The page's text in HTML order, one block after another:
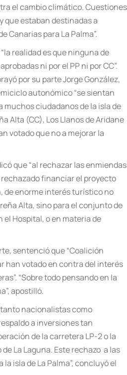
el cambio climático. Cuestiones
que estaban destinadas a
Canarias para La Palma”.
realidad es que ninguna de
ni por el PP ni por CC”.
por su parte Jorge González,
autonómico “se sientan
ciudadanos de la isla de
Alta (CC), Los Llanos de Aridane
votado que no a mejorar la
que “al rechazar las enmiendas
financiar el proyecto
de enorme interés turístico no
Alta, sino para el conjunto de
el Hospital, o en materia de
sentenció que “Coalición
han votado en contra del interés
“Sobre todo pensando en la
apostilló.
nacionalistas como
a inversiones tan
de la carretera LP-2 o la
La Laguna. Este rechazo a las
isla de La Palma”, concluyó el